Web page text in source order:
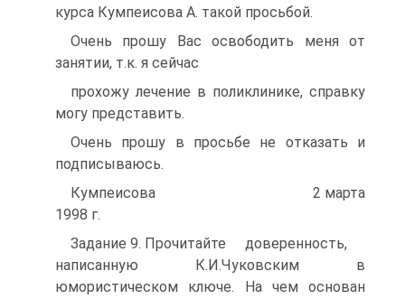
курса Кумпеисова А. такой просьбой.
Очень прошу Вас освободить меня от
занятии, т.к. я сейчас
прохожу лечение в поликлинике, справку
могу представить.
Очень прошу в просьбе не отказать и
подписываюсь.
Кумпеисова 2 марта
1998 г.
Задание 9. Прочитайте доверенность,
написанную К.И.Чуковским в
юмористическом ключе. На чем основан